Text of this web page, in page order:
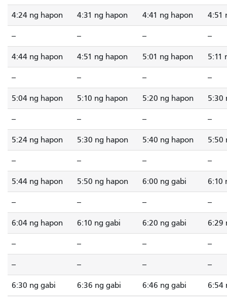
4:24 ng hapon 4:31 ng hapon 4:41 ng hapon 4:51
-- -- -- --
4:44 ng hapon 4:51 ng hapon 5:01 ng hapon 5:11
-- -- -- --
5:04 ng hapon 5:10 ng hapon 5:20 ng hapon 5:30
-- -- -- --
5:24 ng hapon 5:30 ng hapon 5:40 ng hapon 5:50
-- -- -- --
5:44 ng hapon 5:50 ng hapon 6:00 ng gabi 6:10
-- -- -- --
6:04 ng hapon 6:10 ng gabi 6:20 ng gabi 6:29
-- -- -- --
-- -- -- --
6:30 ng gabi 6:36 ng gabi 6:46 ng gabi 6:54